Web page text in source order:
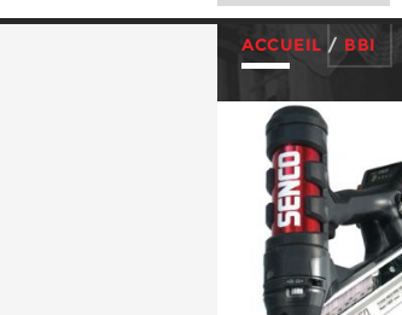
ACCUEIL / BBI
Distribution
Produits